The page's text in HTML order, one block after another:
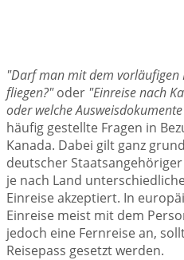
"Darf man mit dem vorläufigen
fliegen?"oder "Einreise nach
oder welche
häufig gestellte Fragen in
Kanada. Dabei gilt ganz
deutscher
je nach Land
Einreise akzeptiert. In
Einreise meist mit dem
jedoch eine Fernreise an,
Reisepass gesetzt werden.